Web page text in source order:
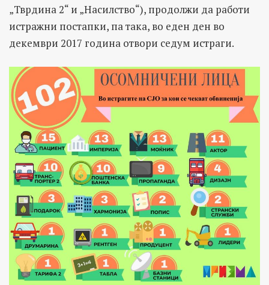
„Тврдина 2“ и „Насилство“), продолжи да работи
истражни постапки, па така, во еден ден во
декември 2017 година отвори седум истраги.